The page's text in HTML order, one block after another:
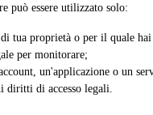
può essere utilizzato solo:
tua proprietà o per il quale
per monitorare;
un'applicazione o un
diritti di accesso legali.